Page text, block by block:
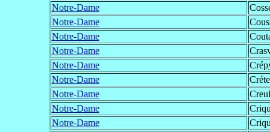
Notre-Dame
Notre-Dame
Notre-Dame
Notre-Dame
Notre-Dame
Notre-Dame
Notre-Dame
Notre-Dame
Notre-Dame